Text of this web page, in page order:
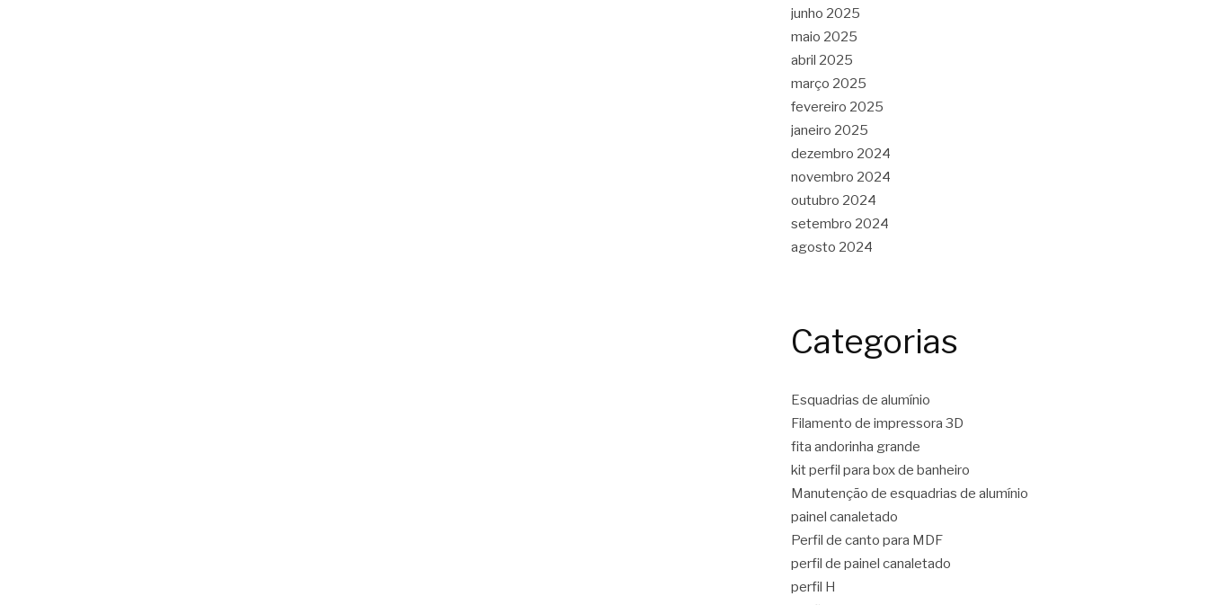
junho 2025
maio 2025
abril 2025
março 2025
fevereiro 2025
janeiro 2025
dezembro 2024
novembro 2024
outubro 2024
setembro 2024
agosto 2024
Categorias
Esquadrias de alumínio
Filamento de impressora 3D
fita andorinha grande
kit perfil para box de banheiro
Manutenção de esquadrias de alumínio
painel canaletado
Perfil de canto para MDF
perfil de painel canaletado
perfil H